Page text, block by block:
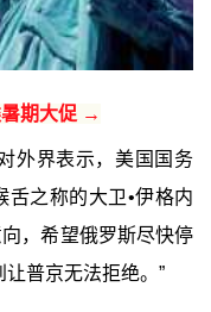
期大促 →
外界表示，美国国务
舌之称的大卫•伊格内
，希望俄罗斯尽快停
普京无法拒绝。”